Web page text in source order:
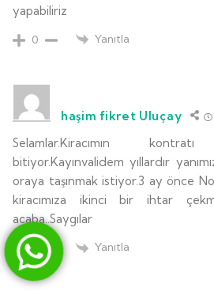
yapabiliriz
0 Yanıtla
haşim fikret Uluçay
Selamlar.Kiracımın
bitiyor.Kayınvalidem yıllardır
oraya taşınmak istiyor.3 ay önce
kiracımıza ikinci bir ihtar
acaba..Saygılar
Yanıtla